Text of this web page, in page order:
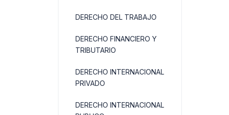
DERECHO DEL TRABAJO
DERECHO FINANCIERO Y
TRIBUTARIO
DERECHO INTERNACIONAL
PRIVADO
DERECHO INTERNACIONAL